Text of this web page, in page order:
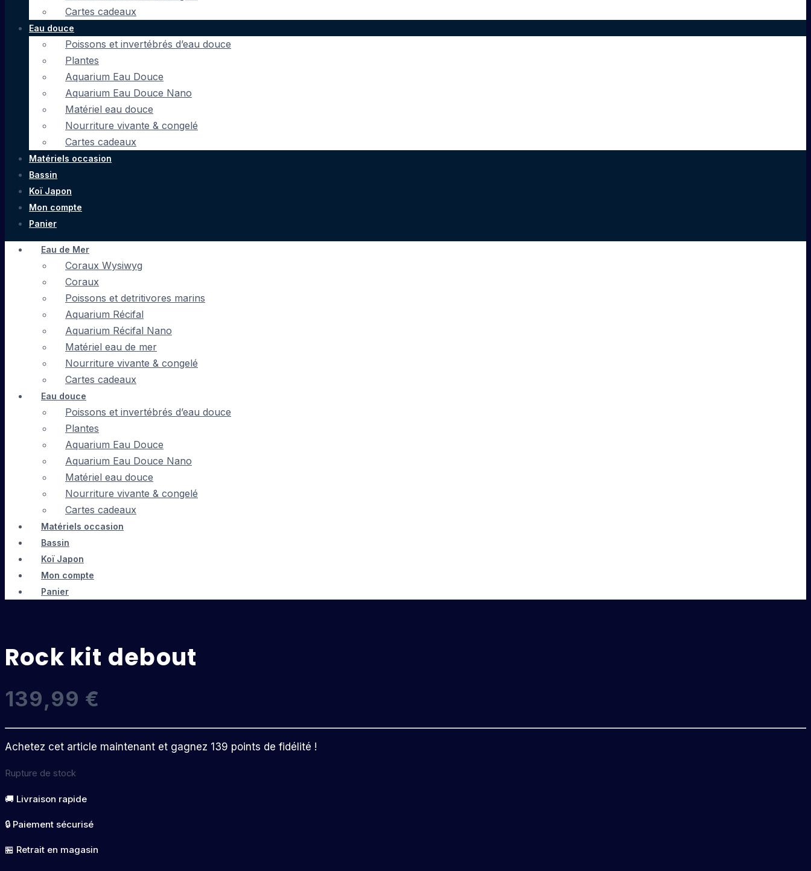
Cartes cadeaux
Eau douce
Poissons et invertébrés d’eau douce
Plantes
Aquarium Eau Douce
Aquarium Eau Douce Nano
Matériel eau douce
Nourriture vivante & congelé
Cartes cadeaux
Matériels occasion
Bassin
Koï Japon
Mon compte
Panier
Eau de Mer
Coraux Wysiwyg
Coraux
Poissons et detritivores marins
Aquarium Récifal
Aquarium Récifal Nano
Matériel eau de mer
Nourriture vivante & congelé
Cartes cadeaux
Eau douce
Poissons et invertébrés d’eau douce
Plantes
Aquarium Eau Douce
Aquarium Eau Douce Nano
Matériel eau douce
Nourriture vivante & congelé
Cartes cadeaux
Matériels occasion
Bassin
Koï Japon
Mon compte
Panier
Rock kit debout
139,99 €
Achetez cet article maintenant et gagnez 139 points de fidélité !
Rupture de stock
🚚 Livraison rapide
🔒 Paiement sécurisé
🏪 Retrait en magasin